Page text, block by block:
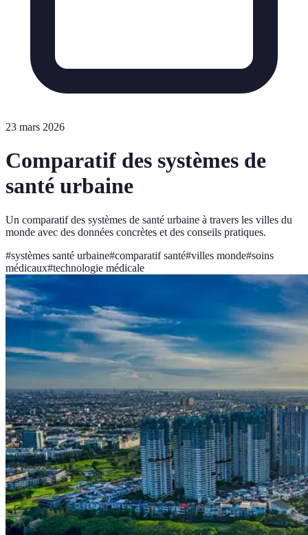
23 mars 2026
Comparatif des systèmes de
santé urbaine
Un comparatif des systèmes de santé urbaine à travers les villes du
monde avec des données concrètes et des conseils pratiques.
#systèmes santé urbaine#comparatif santé#villes monde#soins
médicaux#technologie médicale